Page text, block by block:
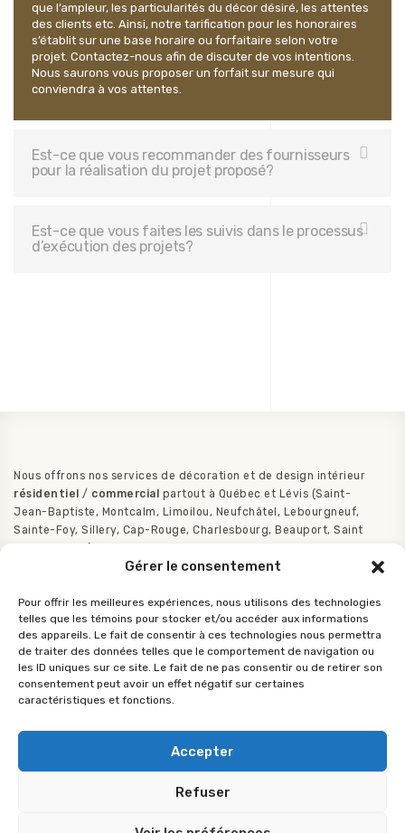
Gérer le consentement
Pour offrir les meilleures expériences, nous utilisons des technologies
telles que les témoins pour stocker et/ou accéder aux informations
des appareils. Le fait de consentir à ces technologies nous permettra
de traiter des données telles que le comportement de navigation ou
les ID uniques sur ce site. Le fait de ne pas consentir ou de retirer son
consentement peut avoir un effet négatif sur certaines
caractéristiques et fonctions.
Accepter
Refuser
que l’ampleur, les particularités du décor désiré, les attentes
des clients etc. Ainsi, notre tarification pour les honoraires
s’établit sur une base horaire ou forfaitaire selon votre
projet. Contactez-nous afin de discuter de vos intentions.
Nous saurons vous proposer un forfait sur mesure qui
conviendra à vos attentes.
Est-ce que vous recommander des fournisseurs
pour la réalisation du projet proposé?
Est-ce que vous faites les suivis dans le processus
d’exécution des projets?
Nous offrons nos services de décoration et de design intérieur
résidentiel / commercial partout à Québec et Lévis (Saint-
Jean-Baptiste, Montcalm, Limoilou, Neufchâtel, Lebourgneuf,
Sainte-Foy, Sillery, Cap-Rouge, Charlesbourg, Beauport, Saint
Téléphone :418-681-2000
Adresse :
1490, Boulevard de l'Entente suite 312
Canada
En vertu de la loi 25, notre responsable de la protection de la
vous pouvez le joindre au 418-681-2000 ou par courrier
Déclaration de confidentialité